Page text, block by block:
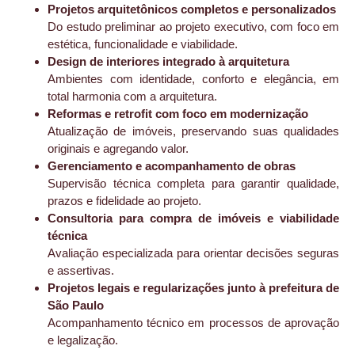
Projetos arquitetônicos completos e personalizados
Do estudo preliminar ao projeto executivo, com foco em
estética, funcionalidade e viabilidade.
Design de interiores integrado à arquitetura
Ambientes com identidade, conforto e elegância, em
total harmonia com a arquitetura.
Reformas e retrofit com foco em modernização
Atualização de imóveis, preservando suas qualidades
originais e agregando valor.
Gerenciamento e acompanhamento de obras
Supervisão técnica completa para garantir qualidade,
prazos e fidelidade ao projeto.
Consultoria para compra de imóveis e viabilidade
técnica
Avaliação especializada para orientar decisões seguras
e assertivas.
Projetos legais e regularizações junto à prefeitura de
São Paulo
Acompanhamento técnico em processos de aprovação
e legalização.